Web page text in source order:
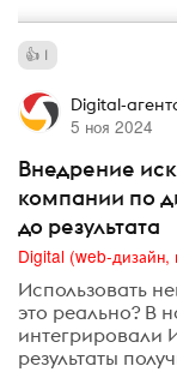
1
Digital-
5 ноя 2024
Внедрение
компании по
до результата
Использовать
это реально? В
интегрировали
результаты